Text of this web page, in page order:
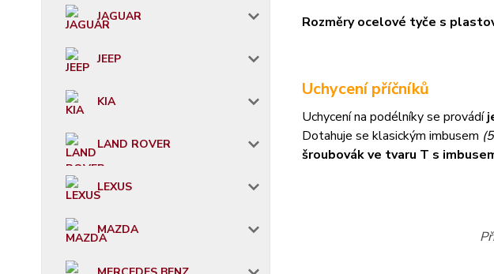
JAGUAR
JEEP
KIA
LAND ROVER
LEXUS
MAZDA
Rozměry ocelové tyče s
Uchycení příčníků
Uchycení na podélníky se provádí
Dotahuje se klasickým imbusem
šroubovák ve tvaru T s